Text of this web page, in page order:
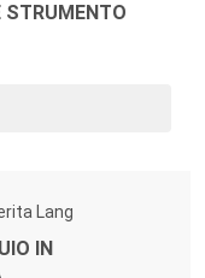
STRUMENTO
Lang
IN